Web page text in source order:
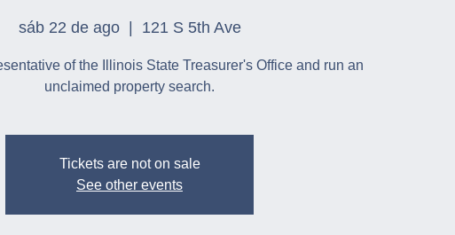
sáb 22 de ago
  |
121 S 5th Ave
of the Illinois State Treasurer's Office and run an
unclaimed property search.
Tickets are not on sale
See other events